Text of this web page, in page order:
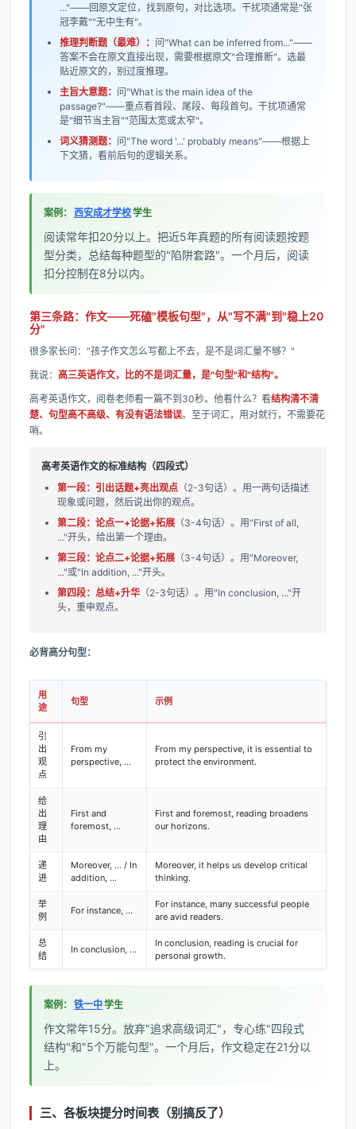
..."——回原文定位，找到原句，对比选项。干扰项通常是"张
冠李戴""无中生有"。
推理判断题（最难）： 问"What can be inferred from..."——
答案不会在原文直接出现，需要根据原文"合理推断"。选最
贴近原文的，别过度推理。
主旨大意题： 问"What is the main idea of the
passage?"——重点看首段、尾段、每段首句。干扰项通常
是"细节当主旨""范围太宽或太窄"。
词义猜测题： 问"The word '...' probably means"——根据上
下文猜，看前后句的逻辑关系。
案例： 西安成才学校学生
阅读常年扣20分以上。把近5年真题的所有阅读题按题
型分类，总结每种题型的"陷阱套路"。一个月后，阅读
扣分控制在8分以内。
第三条路：作文——死磕"模板句型"，从"写不满"到"稳上20
分"
很多家长问："孩子作文怎么写都上不去，是不是词汇量不够？"
我说： 高三英语作文，比的不是词汇量，是"句型"和"结构"。
高考英语作文，阅卷老师看一篇不到30秒。他看什么？看结构清不清
楚、句型高不高级、有没有语法错误。至于词汇，用对就行，不需要花
哨。
高考英语作文的标准结构（四段式）
第一段：引出话题+亮出观点 （2-3句话）。用一两句话描述
现象或问题，然后说出你的观点。
第二段：论点一+论据+拓展 （3-4句话）。用"First of all,
..."开头，给出第一个理由。
第三段：论点二+论据+拓展 （3-4句话）。用"Moreover,
..."或"In addition, ..."开头。
第四段：总结+升华 （2-3句话）。用"In conclusion, ..."开
头，重申观点。
必背高分句型：
用
途
句型 示例
引
出
观
点
From my
perspective, ...
From my perspective, it is essential to
protect the environment.
给
出
理
由
First and
foremost, ...
First and foremost, reading broadens
our horizons.
递
进
Moreover, ... / In
addition, ...
Moreover, it helps us develop critical
thinking.
举
例
For instance, ...
For instance, many successful people
are avid readers.
总
结
In conclusion, ...
In conclusion, reading is crucial for
personal growth.
案例： 铁一中学生
作文常年15分。放弃"追求高级词汇"，专心练"四段式
结构"和"5个万能句型"。一个月后，作文稳定在21分以
上。
三、各板块提分时间表（别搞反了）